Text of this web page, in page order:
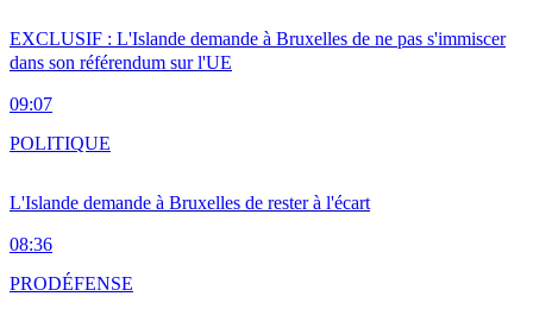
EXCLUSIF : L'Islande demande à Bruxelles de ne pas s'immiscer
dans son référendum sur l'UE
09:07
L'Islande demande à Bruxelles de rester à l'écart
08:36
POLITIQUE
PRODÉFENSE